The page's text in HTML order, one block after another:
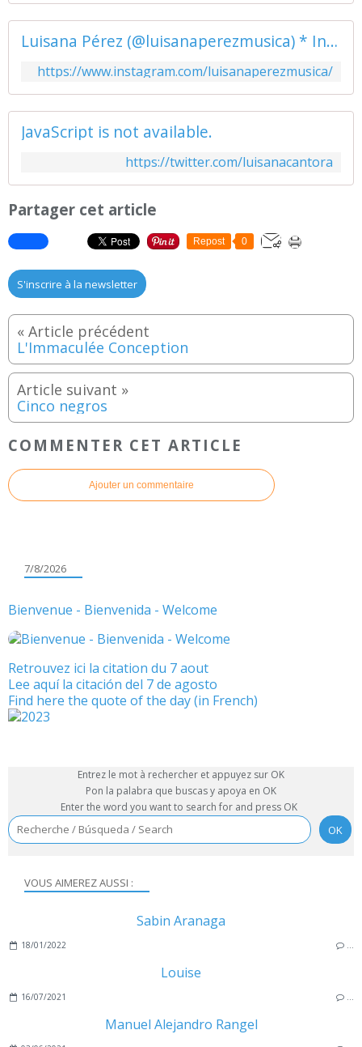
Luisana Pérez (@luisanaperezmusica) * Instagram photos and videos
https://www.instagram.com/luisanaperezmusica/
JavaScript is not available.
https://twitter.com/luisanacantora
Partager cet article
Repost 0
S'inscrire à la newsletter
L'Immaculée Conception
Cinco negros
COMMENTER CET ARTICLE
Ajouter un commentaire
VOUS AIMEREZ AUSSI :
Sabin Aranaga
18/01/2022 …
Louise
16/07/2021 …
Manuel Alejandro Rangel
7/8/2026
Bienvenue - Bienvenida - Welcome
Retrouvez ici la citation du 7 aout
Lee aquí la citación del 7 de agosto
Find here the quote of the day (in French)
Entrez le mot à rechercher et appuyez sur OK
Pon la palabra que buscas y apoya en OK
Enter the word you want to search for and press OK